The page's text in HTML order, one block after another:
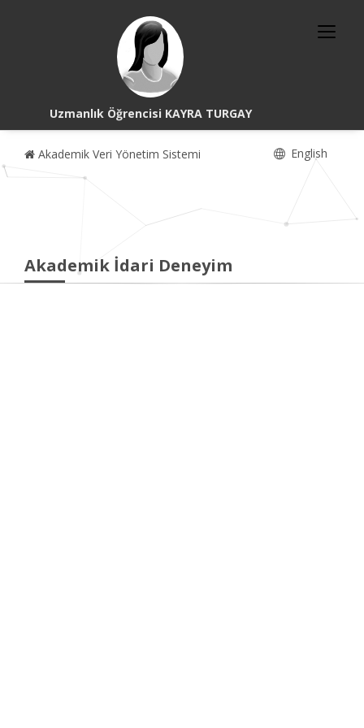
Uzmanlık Öğrencisi KAYRA TURGAY
Akademik Veri Yönetim Sistemi English
Akademik İdari Deneyim